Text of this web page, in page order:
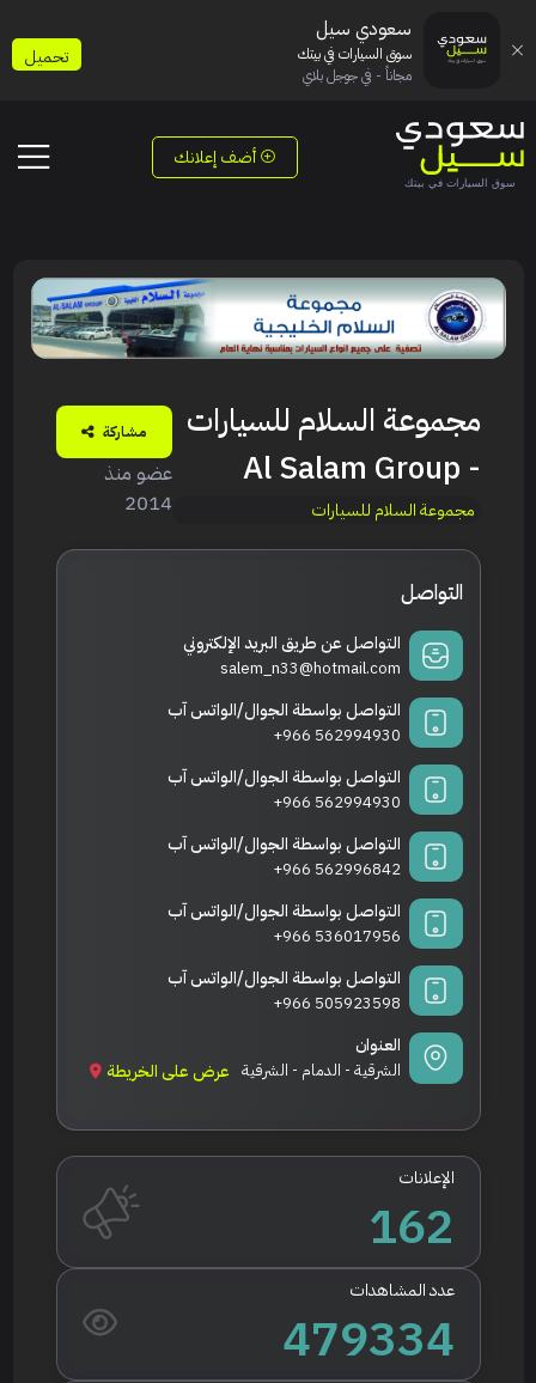
أضف إعلانك
مجموعة السلام للسيارات
- Al Salam Group
مجموعة السلام للسيارات
مشاركة
عضو منذ
2014
التواصل
التواصل عن طريق البريد الإلكتروني
salem_n33@hotmail.com
التواصل بواسطة الجوال/الواتس آب
+966 562994930
التواصل بواسطة الجوال/الواتس آب
+966 562994930
التواصل بواسطة الجوال/الواتس آب
+966 562996842
التواصل بواسطة الجوال/الواتس آب
+966 536017956
التواصل بواسطة الجوال/الواتس آب
+966 505923598
العنوان
الشرقية - الدمام - الشرقية عرض على الخريطة
الإعلانات
162
عدد المشاهدات
479334
سعودي سيل
سوق السيارات في بيتك
مجاناً - في جوجل بلاي
تحميل